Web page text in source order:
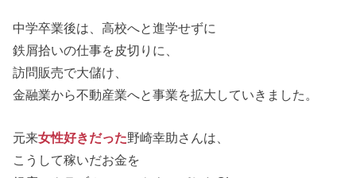
中学卒業後は、高校へと進学せずに
鉄屑拾いの仕事を皮切りに、
訪問販売で大儲け、
金融業から不動産業へと事業を拡大していきました。
元来女性好きだった野崎幸助さんは、
こうして稼いだお金を